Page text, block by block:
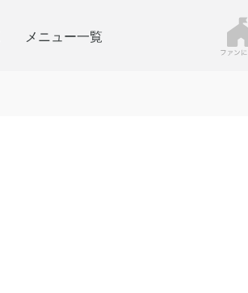
メニュー一覧